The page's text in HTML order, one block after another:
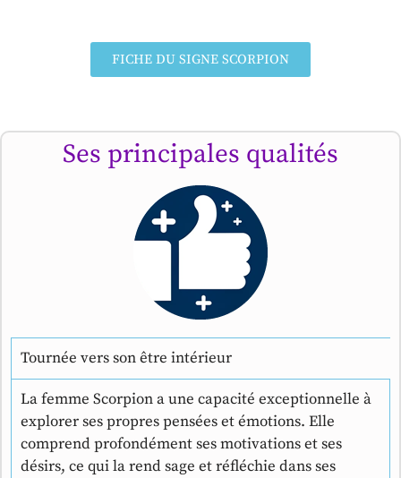
FICHE DU SIGNE SCORPION
Ses principales qualités
Tournée vers son être intérieur
La femme Scorpion a une capacité exceptionnelle à
explorer ses propres pensées et émotions. Elle
comprend profondément ses motivations et ses
désirs, ce qui la rend sage et réfléchie dans ses